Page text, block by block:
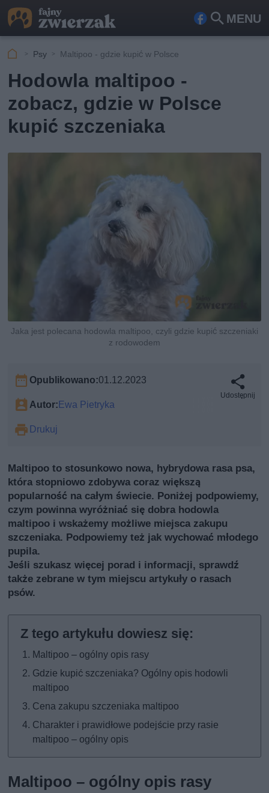
MENU
Fa Szu
Psy Maltipoo - gdzie kupić w Polsce
Hodowla maltipoo -
zobacz, gdzie w Polsce
kupić szczeniaka
Jaka jest polecana hodowla maltipoo, czyli gdzie kupić szczeniaki
z rodowodem
Opublikowano:01.12.2023
Autor:Ewa Pietryka
Drukuj
Udostępnij
Maltipoo to stosunkowo nowa, hybrydowa rasa psa,
która stopniowo zdobywa coraz większą
popularność na całym świecie. Poniżej podpowiemy,
czym powinna wyróżniać się dobra hodowla
maltipoo i wskażemy możliwe miejsca zakupu
szczeniaka. Podpowiemy też jak wychować młodego
pupila.
Jeśli szukasz więcej porad i informacji, sprawdź
także zebrane w tym miejscu artykuły o rasach
psów.
Maltipoo – ogólny opis rasy
Gdzie kupić szczeniaka? Ogólny opis hodowli
maltipoo
Cena zakupu szczeniaka maltipoo
Charakter i prawidłowe podejście przy rasie
maltipoo – ogólny opis
Maltipoo – ogólny opis rasy